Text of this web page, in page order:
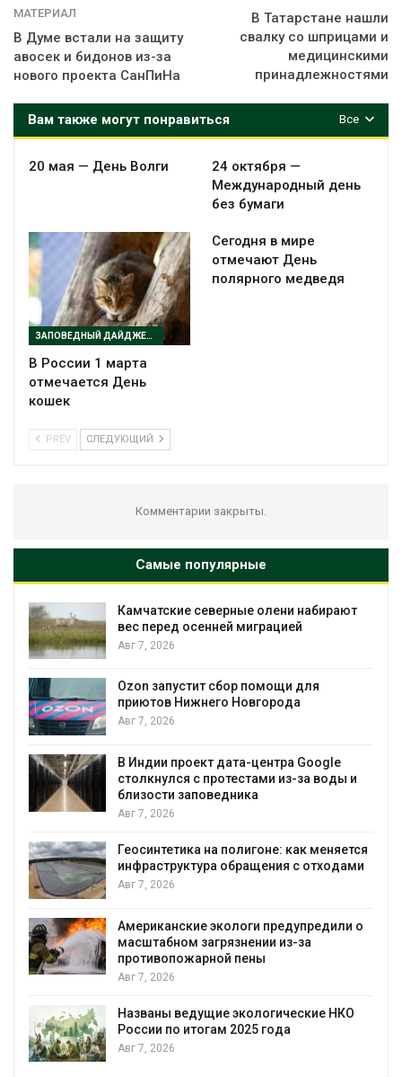
МАТЕРИАЛ
В Думе встали на защиту
авосек и бидонов из-за
нового проекта СанПиНа
В Татарстане нашли
свалку со шприцами и
медицинскими
принадлежностями
Все
Вам также могут понравиться
20 мая — День Волги
24 октября —
Международный день
без бумаги
ЗАПОВЕДНЫЙ ДАЙДЖЕСТ
В России 1 марта
отмечается День
кошек
Сегодня в мире
отмечают День
полярного медведя
PREV СЛЕДУЮЩИЙ
Комментарии закрыты.
Самые популярные
Камчатские северные олени набирают
вес перед осенней миграцией
Авг 7, 2026
Ozon запустит сбор помощи для
приютов Нижнего Новгорода
Авг 7, 2026
В Индии проект дата-центра Google
столкнулся с протестами из-за воды и
близости заповедника
Авг 7, 2026
Геосинтетика на полигоне: как меняется
инфраструктура обращения с отходами
Авг 7, 2026
Американские экологи предупредили о
масштабном загрязнении из-за
противопожарной пены
Авг 7, 2026
Названы ведущие экологические НКО
России по итогам 2025 года
Авг 7, 2026